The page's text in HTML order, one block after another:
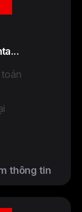
thông tin